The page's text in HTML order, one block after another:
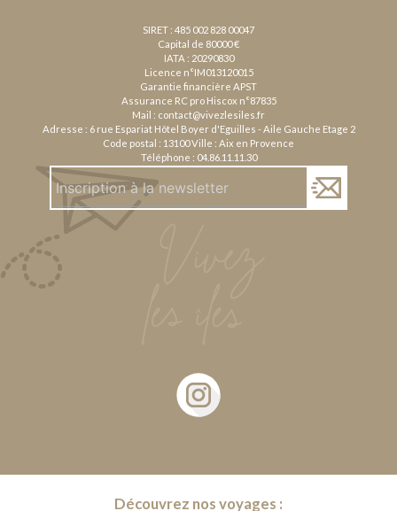
SIRET : 485 002 828 00047
Capital de 80000 €
IATA : 20290830
Licence n°IM013120015
Garantie financière APST
Assurance RC pro Hiscox n°87835
Mail : contact@vivezlesiles.fr
Adresse : 6 rue Espariat Hôtel Boyer d'Eguilles - Aile Gauche Etage 2
Code postal : 13100 Ville : Aix en Provence
Téléphone : 04.86.11.11.30
Découvrez nos voyages :